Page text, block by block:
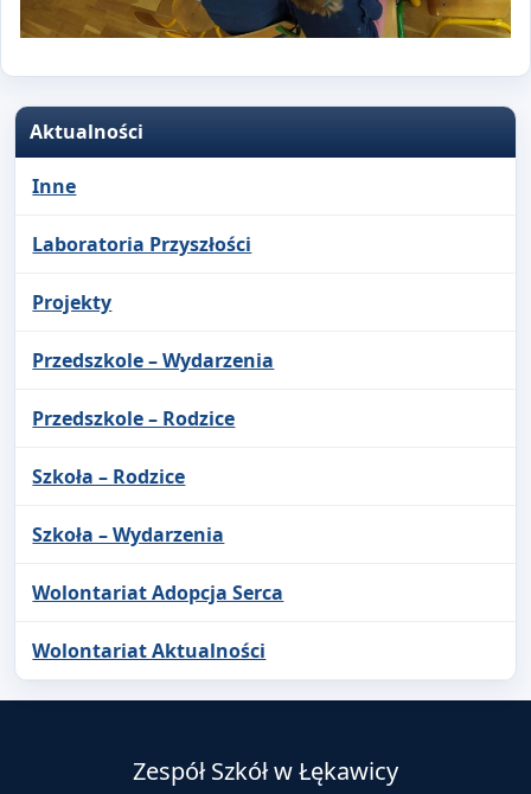
Aktualności
Inne
Laboratoria Przyszłości
Projekty
Przedszkole – Wydarzenia
Przedszkole – Rodzice
Szkoła – Rodzice
Szkoła – Wydarzenia
Wolontariat Adopcja Serca
Wolontariat Aktualności
Zespół Szkół w Łękawicy